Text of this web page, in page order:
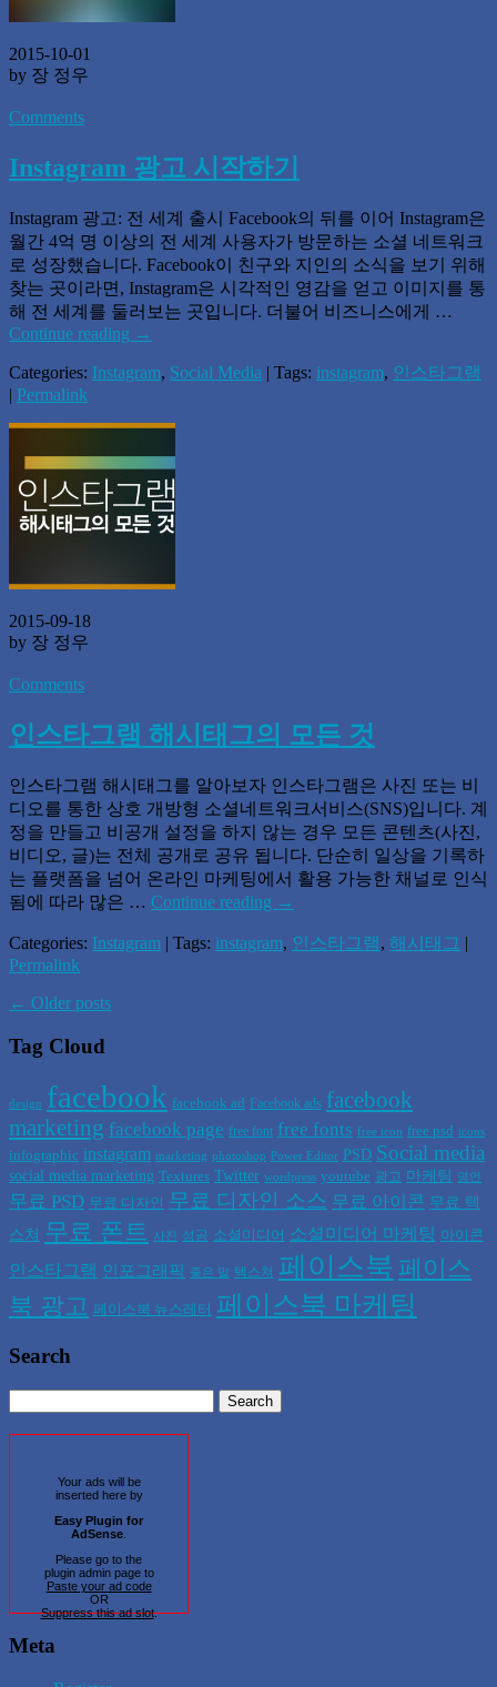
2015-10-01
by 장 정우
Comments
Instagram 광고 시작하기
Instagram 광고: 전 세계 출시 Facebook의 뒤를 이어 Instagram은
월간 4억 명 이상의 전 세계 사용자가 방문하는 소셜 네트워크
로 성장했습니다. Facebook이 친구와 지인의 소식을 보기 위해
찾는 곳이라면, Instagram은 시각적인 영감을 얻고 이미지를 통
해 전 세계를 둘러보는 곳입니다. 더불어 비즈니스에게 …
Continue reading →
Categories: Instagram, Social Media | Tags: instagram, 인스타그램
| Permalink
2015-09-18
by 장 정우
Comments
인스타그램 해시태그의 모든 것
인스타그램 해시태그를 알아보자 인스타그램은 사진 또는 비
디오를 통한 상호 개방형 소셜네트워크서비스(SNS)입니다. 계
정을 만들고 비공개 설정을 하지 않는 경우 모든 콘텐츠(사진,
비디오, 글)는 전체 공개로 공유 됩니다. 단순히 일상을 기록하
는 플랫폼을 넘어 온라인 마케팅에서 활용 가능한 채널로 인식
됨에 따라 많은 … Continue reading →
Categories: Instagram | Tags: instagram, 인스타그램 , 해시태그 |
Permalink
← Older posts
Tag Cloud
design facebook facebook ad Facebook ads facebook
marketing facebook page free font free fonts free icon free psd icons
infographic instagram marketing photoshop Power Editor PSD Social media
social media marketing Textures Twitter wordpress youtube 광고 마케팅 명언
무료 PSD 무료 디자인 무료 디자인 소스 무료 아이콘 무료 텍
스쳐 무료 폰트 사진 성공 소셜미디어 소셜미디어 마케팅 아이콘
인스타그램 인포그래픽 좋은 말 텍스쳐 페이스북 페이스
북 광고 페이스북 뉴스레터 페이스북 마케팅
Search
Your ads will be
inserted here by
Easy Plugin for
AdSense
Please go to the
plugin admin page to
Paste your ad code
OR
Suppress this ad slot.
Meta